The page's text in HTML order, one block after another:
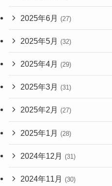
2025年6月 (27)
2025年5月 (32)
2025年4月 (29)
2025年3月 (31)
2025年2月 (27)
2025年1月 (28)
2024年12月 (31)
2024年11月 (30)